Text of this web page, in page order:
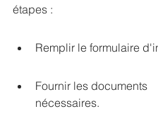
étapes :
Remplir le formulaire
Fournir les documents
nécessaires.